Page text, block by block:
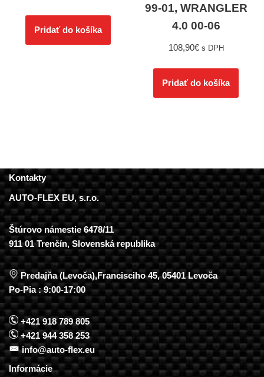
Pridať do košíka
99-01, WRANGLER
4.0 00-06
108,90€ s DPH
Pridať do košíka
Kontakty
AUTO-FLEX EU, s.r.o.
Štúrovo námestie 6478/11
911 01 Trenčín, Slovenská republika
Predajňa (Levoča),Francisciho 45, 05401 Levoča
Po-Pia : 9:00-17:00
+421 918 789 805
+421 944 358 253
info@auto-flex.eu
Informácie